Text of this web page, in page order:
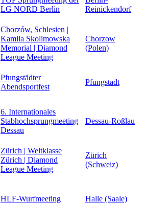
LG NORD Berlin
Reinickendorf
Chorzów, Schlesien |
Kamila Skolimowska
Memorial | Diamond
League Meeting
Chorzow
(Polen)
Pfungstädter
Abendsportfest
Pfungstadt
6. Internationales
Stabhochsprungmeeting
Dessau
Dessau-Roßlau
Zürich | Weltklasse
Zürich | Diamond
League Meeting
Zürich
(Schweiz)
HLF-Wurfmeeting Halle (Saale)